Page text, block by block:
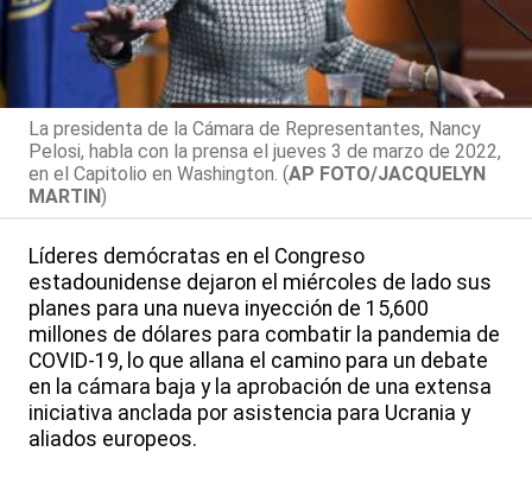
La presidenta de la Cámara de Representantes, Nancy
Pelosi, habla con la prensa el jueves 3 de marzo de 2022,
en el Capitolio en Washington. (AP FOTO/JACQUELYN
MARTIN)
Líderes demócratas en el Congreso
estadounidense dejaron el miércoles de lado sus
planes para una nueva inyección de 15,600
millones de dólares para combatir la pandemia de
COVID-19, lo que allana el camino para un debate
en la cámara baja y la aprobación de una extensa
iniciativa anclada por asistencia para Ucrania y
aliados europeos.